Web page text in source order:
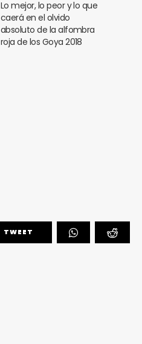
Lo mejor, lo peor y lo que
caerá en el olvido
absoluto de la alfombra
roja de los Goya 2018
TWEET